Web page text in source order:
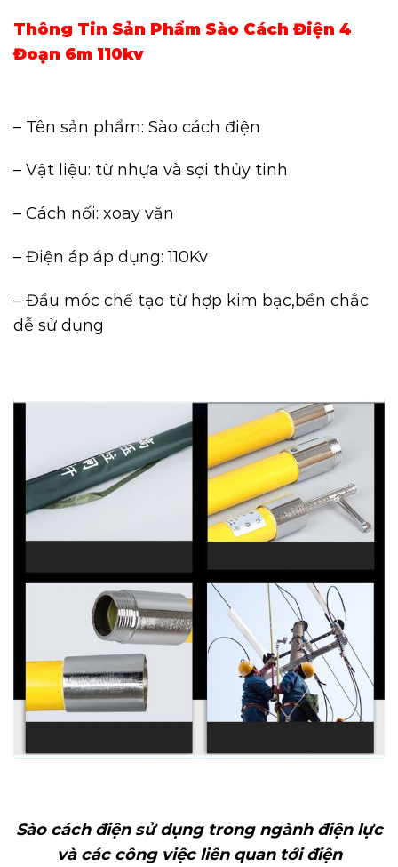
Thông Tin Sản Phẩm Sào Cách Điện 4
Đoạn 6m 110kv
– Tên sản phẩm: Sào cách điện
– Vật liệu: từ nhựa và sợi thủy tinh
– Cách nối: xoay vặn
– Điện áp áp dụng: 110Kv
– Đầu móc chế tạo từ hợp kim bạc,bền chắc
dễ sử dụng
Sào cách điện sử dụng trong ngành điện lực
và các công việc liên quan tới điện